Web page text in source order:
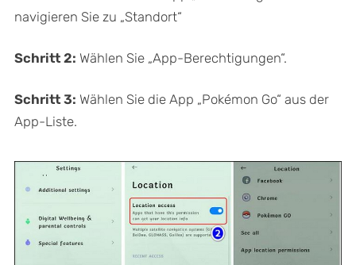
navigieren Sie zu „Standort“
Schritt 2: Wählen Sie „App-Berechtigungen“.
Schritt 3: Wählen Sie die App „Pokémon Go“ aus der
App-Liste.